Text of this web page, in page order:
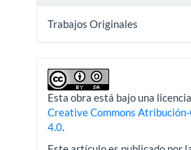
Trabajos Originales
Esta obra está bajo una
Creative Commons
4.0.